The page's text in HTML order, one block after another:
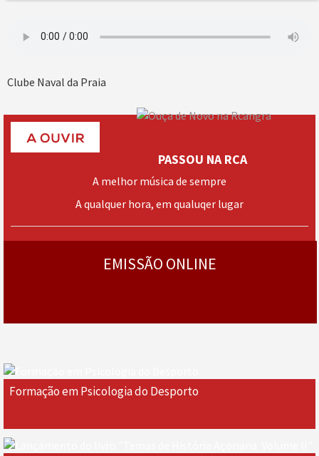
Clube Naval da Praia
PASSOU NA RCA
A melhor música de sempre
A qualquer hora, em qualuqer lugar
EMISSÃO ONLINE
Formação em Psicologia do Desporto